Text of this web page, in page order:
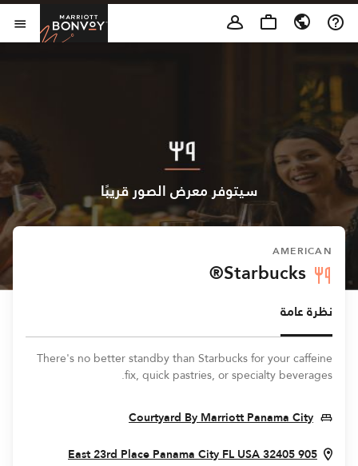
Skip to Content
سيتوفر معرض الصور قريبًا
AMERICAN
Starbucks®
نظرة عامة
There's no better standby than Starbucks for your caffeine
fix, quick pastries, or specialty beverages.
Courtyard By Marriott Panama City
In New Window
905 East 23rd Place
Panama CityFLUSA32405
Window